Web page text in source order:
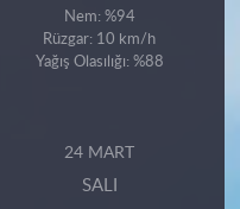
Nem: %94
Rüzgar: 10 km/h
Yağış Olasılığı: %88
24 MART
SALI